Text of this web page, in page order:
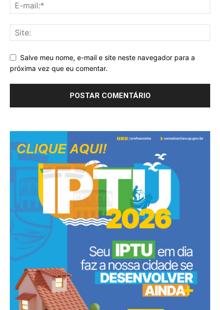
Salve meu nome, e-mail e site neste navegador para a
próxima vez que eu comentar.